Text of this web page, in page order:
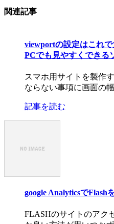
関連記事
viewportの設定はこれ
PCでも見やすくできる
スマホ用サイトを製作
ならない事項に画面の
記事を読む
google AnalyticsでFlash
FLASHのサイトのアク